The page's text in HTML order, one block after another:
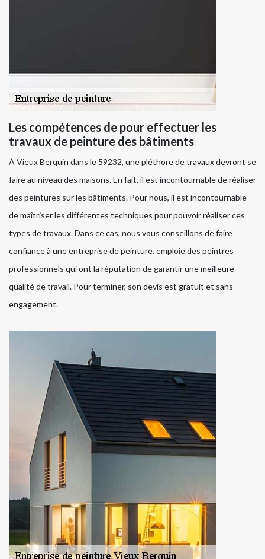
Les compétences de pour effectuer les
travaux de peinture des bâtiments
À Vieux Berquin dans le 59232, une pléthore de travaux devront se
faire au niveau des maisons. En fait, il est incontournable de réaliser
des peintures sur les bâtiments. Pour nous, il est incontournable
de maîtriser les différentes techniques pour pouvoir réaliser ces
types de travaux. Dans ce cas, nous vous conseillons de faire
confiance à une entreprise de peinture. emploie des peintres
professionnels qui ont la réputation de garantir une meilleure
qualité de travail. Pour terminer, son devis est gratuit et sans
engagement.